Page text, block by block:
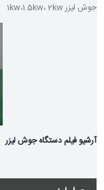
جوش لیزر 1kw،1.5kw، 2kw
آرشیو فیلم دستگاه جوش لیزر